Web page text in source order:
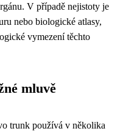
V případě nejistoty je
nebo biologické atlasy,
vymezení těchto
mluvě
trunk používá v několika